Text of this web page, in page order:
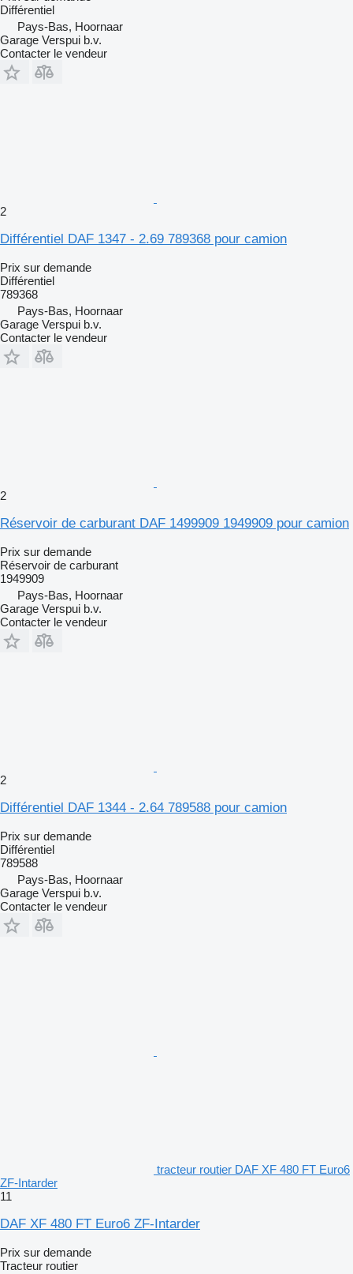
Différentiel
Pays-Bas, Hoornaar
Garage Verspui b.v.
Contacter le vendeur
2
Différentiel DAF 1347 - 2.69 789368 pour camion
Prix sur demande
Différentiel
789368
Pays-Bas, Hoornaar
Garage Verspui b.v.
Contacter le vendeur
2
Réservoir de carburant DAF 1499909 1949909 pour camion
Prix sur demande
Réservoir de carburant
1949909
Pays-Bas, Hoornaar
Garage Verspui b.v.
Contacter le vendeur
2
Différentiel DAF 1344 - 2.64 789588 pour camion
Prix sur demande
Différentiel
789588
Pays-Bas, Hoornaar
Garage Verspui b.v.
Contacter le vendeur
tracteur routier DAF XF 480 FT Euro6
ZF-Intarder
11
DAF XF 480 FT Euro6 ZF-Intarder
Prix sur demande
Tracteur routier